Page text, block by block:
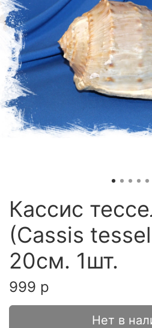
Кассис
(Cassis
20см. 1шт.
999 р
Нет в